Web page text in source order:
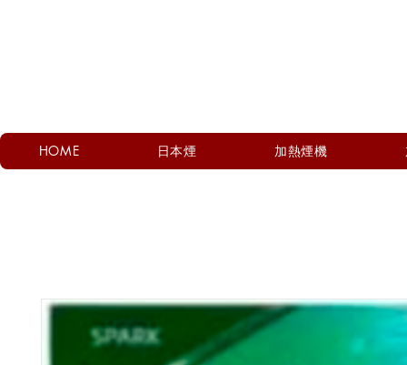
HOME 日本煙 加熱煙機